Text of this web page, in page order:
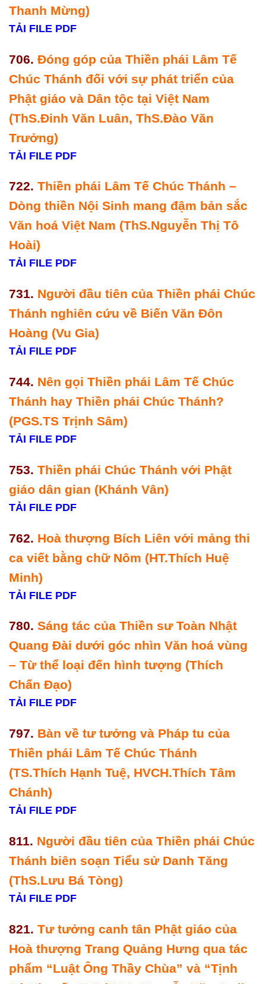
Thanh Mừng)
TẢI FILE PDF
706. Đóng góp của Thiền phái Lâm Tế
Chúc Thánh đối với sự phát triển của
Phật giáo và Dân tộc tại Việt Nam
(ThS.Đinh Văn Luân, ThS.Đào Văn
Trưởng)
TẢI FILE PDF
722. Thiền phái Lâm Tế Chúc Thánh –
Dòng thiền Nội Sinh mang đậm bản sắc
Văn hoá Việt Nam (ThS.Nguyễn Thị Tô
Hoài)
TẢI FILE PDF
731. Người đầu tiên của Thiền phái Chúc
Thánh nghiên cứu về Biến Văn Đôn
Hoàng (Vu Gia)
TẢI FILE PDF
744. Nên gọi Thiền phái Lâm Tế Chúc
Thánh hay Thiền phái Chúc Thánh?
(PGS.TS Trịnh Sâm)
TẢI FILE PDF
753. Thiền phái Chúc Thánh với Phật
giáo dân gian (Khánh Vân)
TẢI FILE PDF
762. Hoà thượng Bích Liên với mảng thi
ca viết bằng chữ Nôm (HT.Thích Huệ
Minh)
TẢI FILE PDF
780. Sáng tác của Thiền sư Toàn Nhật
Quang Đài dưới góc nhìn Văn hoá vùng
– Từ thể loại đến hình tượng (Thích
Chấn Đạo)
TẢI FILE PDF
797. Bàn về tư tưởng và Pháp tu của
Thiền phái Lâm Tế Chúc Thánh
(TS.Thích Hạnh Tuệ, HVCH.Thích Tâm
Chánh)
TẢI FILE PDF
811. Người đầu tiên của Thiền phái Chúc
Thánh biên soạn Tiểu sử Danh Tăng
(ThS.Lưu Bá Tòng)
TẢI FILE PDF
821. Tư tưởng canh tân Phật giáo của
Hoà thượng Trang Quảng Hưng qua tác
phẩm “Luật Ông Thầy Chùa” và “Tịnh